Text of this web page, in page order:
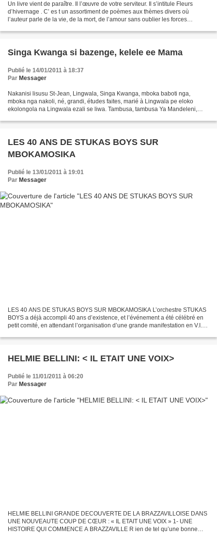
Un livre vient de paraître. Il l’œuvre de votre serviteur. Il s’intitule Fleurs
d’hivernage . C’ es t un assortiment de poèmes aux thèmes divers où
l’auteur parle de la vie, de la mort, de l’amour sans oublier les forces
Singa Kwanga si bazenge, kelele ee Mama
Publié le 14/01/2011 à 18:37
Par Messager
Nakanisi lisusu St-Jean, Lingwala, Singa Kwanga, mboka baboti nga,
mboka nga nakoli, né, grandi, études faites, marié à Lingwala pe eloko
ekolongola na Lingwala ezali se liwa. Tambusa, tambusa Ya Mandeleni,
LES 40 ANS DE STUKAS BOYS SUR
MBOKAMOSIKA
Publié le 13/01/2011 à 19:01
Par Messager
LES 40 ANS DE STUKAS BOYS SUR MBOKAMOSIKA L’orchestre STUKAS
BOYS a déjà accompli 40 ans d’existence, et l’événement a été célébré en
petit comité, en attendant l’organisation d’une grande manifestation en V.I.P
HELMIE BELLINI: < IL ETAIT UNE VOIX>
Publié le 11/01/2011 à 06:20
Par Messager
HELMIE BELLINI GRANDE DECOUVERTE DE LA BRAZZAVILLOISE DANS
UNE NOUVEAUTE COUP DE CŒUR : « IL ETAIT UNE VOIX » 1- UNE
HISTOIRE QUI COMMENCE A BRAZZAVILLE R ien de tel qu’une bonne